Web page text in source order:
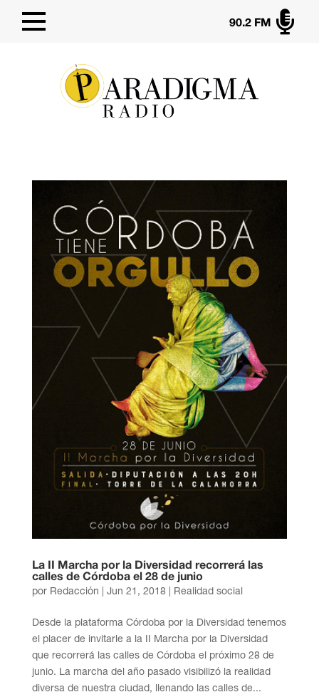

90.2 FM
La II Marcha por la Diversidad recorrerá las
calles de Córdoba el 28 de junio
por Redacción Jun 21, 2018 Realidad social
Desde la plataforma Córdoba por la Diversidad tenemos
el placer de invitarle a la II Marcha por la Diversidad
que recorrerá las calles de Córdoba el próximo 28 de
junio. La marcha del año pasado visibilizó la realidad
diversa de nuestra ciudad, llenando las calles de...